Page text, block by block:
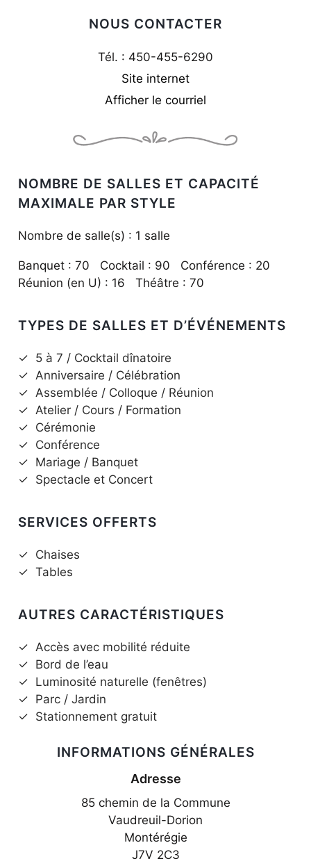
NOUS CONTACTER
Tél. : 450-455-6290
Site internet
Afficher le courriel
NOMBRE DE SALLES ET CAPACITÉ
MAXIMALE PAR STYLE
Nombre de salle(s) : 1 salle
Banquet : 70 Cocktail : 90 Conférence : 20
Réunion (en U) : 16 Théâtre : 70
TYPES DE SALLES ET D’ÉVÉNEMENTS
✓ 5 à 7 / Cocktail dînatoire
✓ Anniversaire / Célébration
✓ Assemblée / Colloque / Réunion
✓ Atelier / Cours / Formation
✓ Cérémonie
✓ Conférence
✓ Mariage / Banquet
✓ Spectacle et Concert
SERVICES OFFERTS
✓ Chaises
✓ Tables
AUTRES CARACTÉRISTIQUES
✓ Accès avec mobilité réduite
✓ Bord de l’eau
✓ Luminosité naturelle (fenêtres)
✓ Parc / Jardin
✓ Stationnement gratuit
INFORMATIONS GÉNÉRALES
Adresse
85 chemin de la Commune
Vaudreuil-Dorion
Montérégie
J7V 2C3